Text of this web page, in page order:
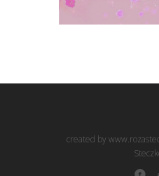
created by